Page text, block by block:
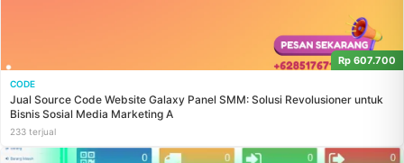
Rp 607.700
CODE
Jual Source Code Website Galaxy Panel SMM: Solusi Revolusioner untuk
Bisnis Sosial Media Marketing A
233 terjual